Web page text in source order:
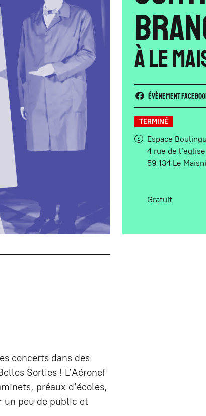
À Le
Évènement
TERMINÉ
Espace
4 rue de l’eglise
59 134 Le
Gratuit
concerts dans des
Sorties ! L’Aéronef
préaux d’écoles,
un peu de public et